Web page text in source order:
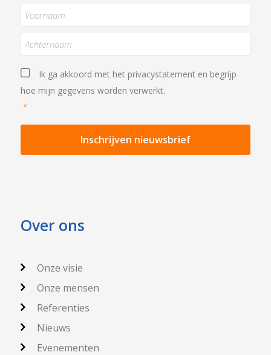
Privacystatement *
Ik ga akkoord met het privacystatement en begrijp
hoe mijn gegevens worden verwerkt.
*
Over ons
Onze visie
Onze mensen
Referenties
Nieuws
Evenementen